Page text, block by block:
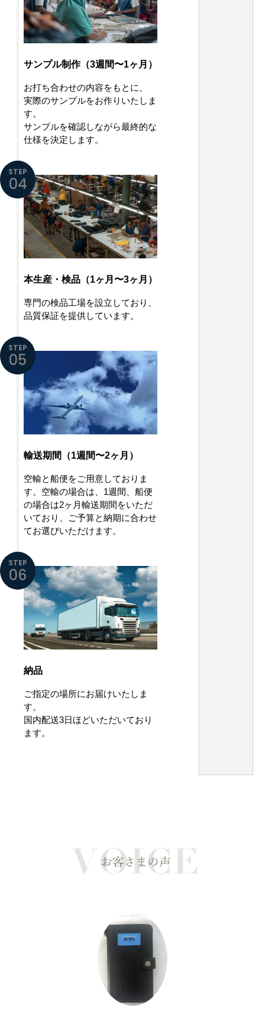
サンプル制作（3週間〜1ヶ月）
お打ち合わせの内容をもとに、
実際のサンプルをお作りいたしま
す。
サンプルを確認しながら最終的な
仕様を決定します。
STEP
04
本生産・検品（1ヶ月〜3ヶ月）
専門の検品工場を設立しており、
品質保証を提供しています。
STEP
05
輸送期間（1週間〜2ヶ月）
空輸と船便をご用意しておりま
す。空輸の場合は、1週間、船便
の場合は2ヶ月輸送期間をいただ
いており、ご予算と納期に合わせ
てお選びいただけます。
STEP
06
納品
ご指定の場所にお届けいたしま
す。
国内配送3日ほどいただいており
ます。